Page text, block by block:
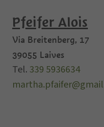
Pfeifer Alois
Via Breitenberg, 17
39055 Laives
Tel. 339 5936634